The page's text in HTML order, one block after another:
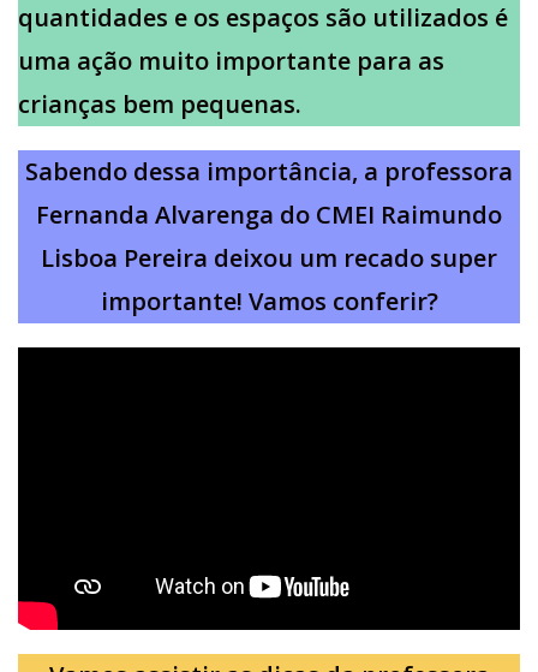
quantidades e os espaços são utilizados é
uma ação muito importante para as
crianças bem pequenas.
Sabendo dessa importância, a professora
Fernanda Alvarenga do CMEI Raimundo
Lisboa Pereira deixou um recado super
importante! Vamos conferir?